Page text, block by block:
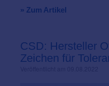
» Zum Artikel
CSD: Hersteller
Zeichen für